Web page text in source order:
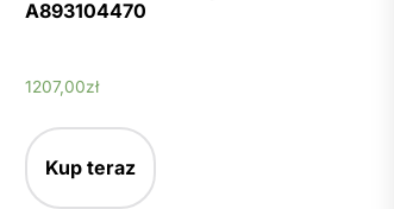
A893104470
1207,00zł
Kup teraz